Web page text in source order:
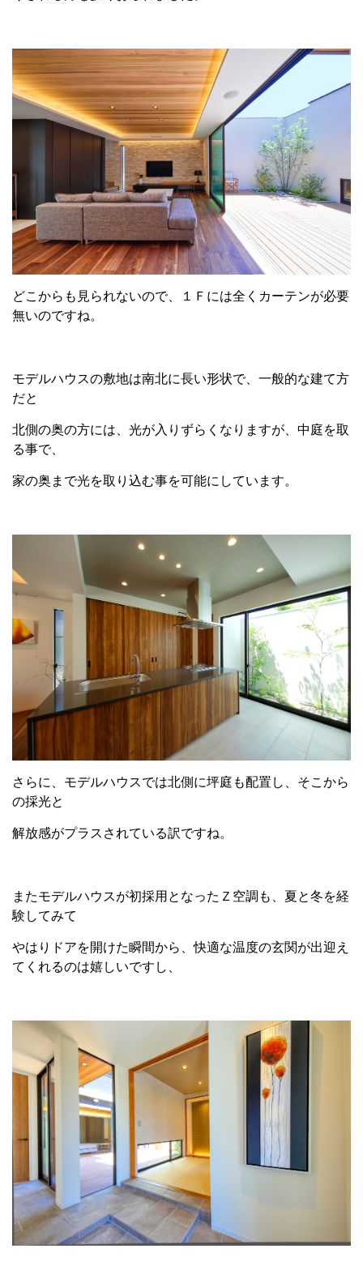
どこからも見られないので、１Ｆには全くカーテンが必要
無いのですね。
モデルハウスの敷地は南北に長い形状で、一般的な建て方
だと
北側の奥の方には、光が入りずらくなりますが、中庭を取
る事で、
家の奥まで光を取り込む事を可能にしています。
さらに、モデルハウスでは北側に坪庭も配置し、そこから
の採光と
解放感がプラスされている訳ですね。
またモデルハウスが初採用となったＺ空調も、夏と冬を経
験してみて
やはりドアを開けた瞬間から、快適な温度の玄関が出迎え
てくれるのは嬉しいですし、